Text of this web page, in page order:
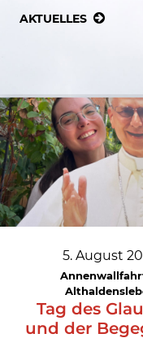
AKTUELLES
5. August
Tag des
und der